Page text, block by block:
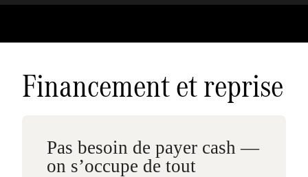
Financement et reprise
Pas besoin de payer cash —
on s’occupe de tout